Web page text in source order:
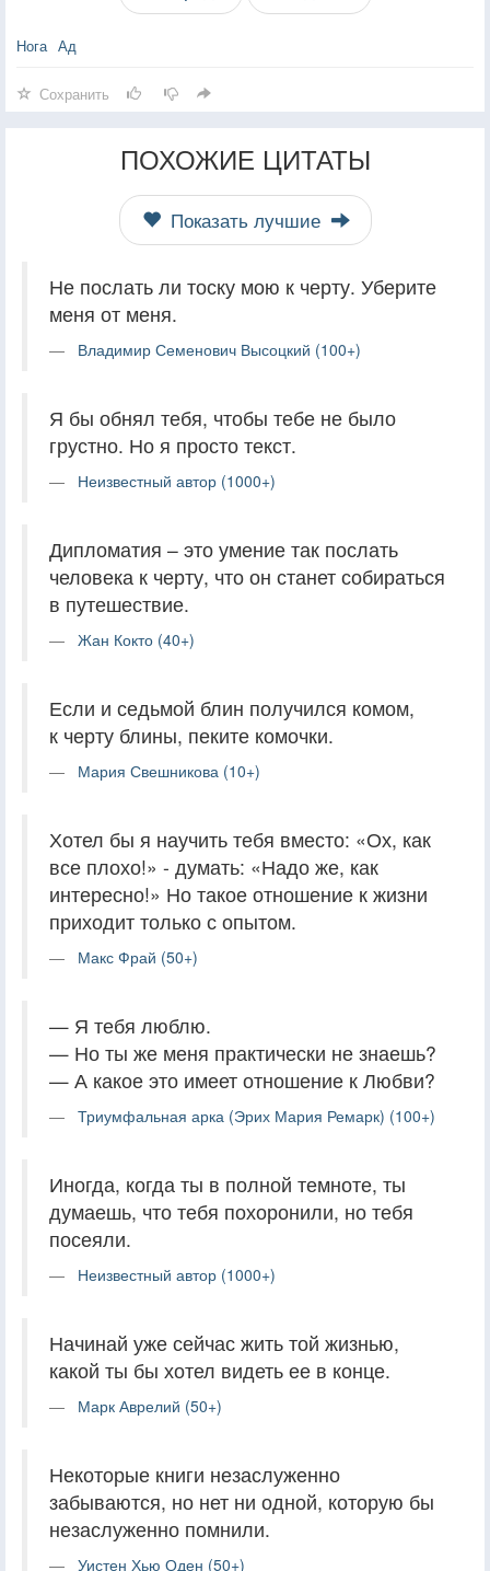
Нога Ад
Сохранить
ПОХОЖИЕ ЦИТАТЫ
Показать лучшие
Не послать ли тоску мою к черту. Уберите
меня от меня.
Владимир Семенович Высоцкий (100+)
Я бы обнял тебя, чтобы тебе не было
грустно. Но я просто текст.
Неизвестный автор (1000+)
Дипломатия – это умение так послать
человека к черту, что он станет собираться
в путешествие.
Жан Кокто (40+)
Если и седьмой блин получился комом,
к черту блины, пеките комочки.
Мария Свешникова (10+)
Хотел бы я научить тебя вместо: «Ох, как
все плохо!» - думать: «Надо же, как
интересно!» Но такое отношение к жизни
приходит только с опытом.
Макс Фрай (50+)
— Я тебя люблю.
— Но ты же меня практически не знаешь?
— А какое это имеет отношение к Любви?
Триумфальная арка (Эрих Мария Ремарк) (100+)
Иногда, когда ты в полной темноте, ты
думаешь, что тебя похоронили, но тебя
посеяли.
Неизвестный автор (1000+)
Начинай уже сейчас жить той жизнью,
какой ты бы хотел видеть ее в конце.
Марк Аврелий (50+)
Некоторые книги незаслуженно
забываются, но нет ни одной, которую бы
незаслуженно помнили.
Уистен Хью Оден (50+)